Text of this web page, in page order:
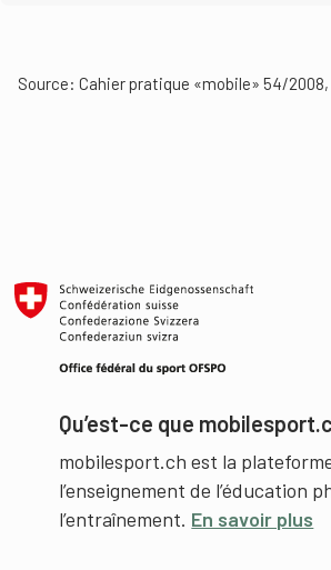
Source: Cahier pratique «mobile» 54/
Qu’est-ce que
mobilesport.ch est la
l’enseignement de l’éducation
l’entraînement. En savoir plus